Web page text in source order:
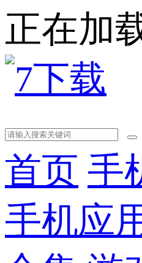
正在加
首页 手
手机应